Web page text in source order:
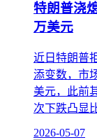
特朗普浇
万美元
近日特朗普
添变数，市
美元，此前
次下跌凸显
2026-05-07